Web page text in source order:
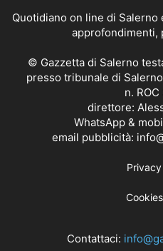
Quotidiano on line di
approfondimenti,
© Gazzetta di Salerno
presso tribunale di
n.
direttore:
WhatsApp &
email pubblicità:
Contattaci: